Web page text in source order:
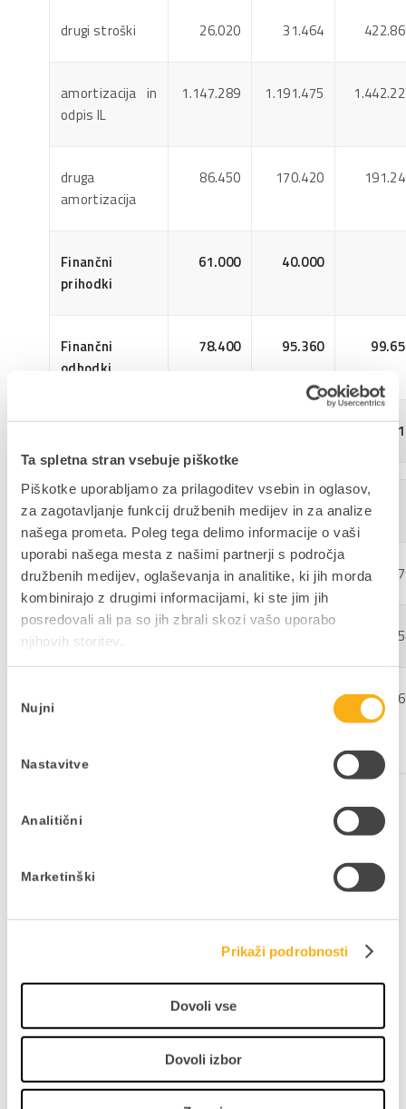
Ta spletna stran vsebuje piškotke
Piškotke uporabljamo za prilagoditev vsebin in oglasov,
za zagotavljanje funkcij družbenih medijev in za analize
našega prometa. Poleg tega delimo informacije o vaši
uporabi našega mesta z našimi partnerji s področja
družbenih medijev, oglaševanja in analitike, ki jih morda
kombinirajo z drugimi informacijami, ki ste jim jih
posredovali ali pa so jih zbrali skozi vašo uporabo
njihovih storitev.
soglasja
Nujni
Nastavitve
Analitični
Marketinški
Prikaži podrobnosti
Dovoli vse
Dovoli izbor
drugi stroški 26.020 31.464
amortizacija in
odpis IL
1.147.289 1.191.475
druga
amortizacija
86.450 170.420
Finančni
prihodki
61.000 40.000
Finančni
odhodki
78.400 95.360
Konsolidirano
Prihodki 6.541.905 9.396.344
Dobiček
spletnih straneh družbe (
Uprava družbe Datalab d.d.
Delite prispevek
NAZAJ NA JAVNE OBJAVE